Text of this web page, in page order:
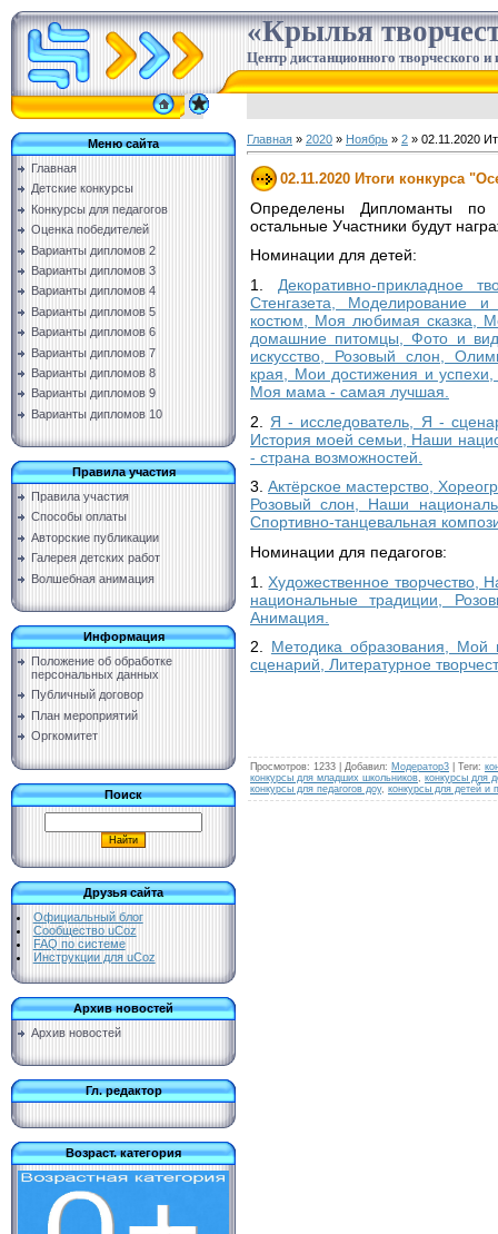
«Крылья
Центр дистанционного творческого и
Меню сайта
Главная
Детские конкурсы
Конкурсы для педагогов
Оценка победителей
Варианты дипломов 2
Варианты дипломов 3
Варианты дипломов 4
Варианты дипломов 5
Варианты дипломов 6
Варианты дипломов 7
Варианты дипломов 8
Варианты дипломов 9
Варианты дипломов 10
Правила участия
Правила участия
Способы оплаты
Авторские публикации
Галерея детских работ
Волшебная анимация
Информация
Положение об обработке
персональных данных
Публичный договор
План мероприятий
Оргкомитет
Поиск
Друзья сайта
Официальный блог
Сообщество uCoz
FAQ по системе
Инструкции для uCoz
Архив новостей
Архив новостей
Гл. редактор
Возраст. категория
Главная » 2020 » Ноябрь » 2 » 02.11.2020
02.11.2020 Итоги конкурса
Определены Дипломанты по
остальные Участники будут
Номинации для детей:
1. Декоративно-прикладное
Стенгазета, Моделирование
костюм, Моя любимая сказка,
домашние питомцы, Фото и
искусство, Розовый слон,
края, Мои достижения и
Моя мама - самая лучшая.
2. Я - исследователь, Я -
История моей семьи, Наши
- страна возможностей.
3. Актёрское мастерство,
Розовый слон, Наши
Спортивно-танцевальная
Номинации для педагогов:
1. Художественное творчество,
национальные традиции,
Анимация.
2. Методика образования, Мой
сценарий, Литературное
Просмотров: 1233 Добавил: Модератор3 Теги:
конкурсы для младших школьников конкурсы для
конкурсы для педагогов доу, конкурсы для детей и